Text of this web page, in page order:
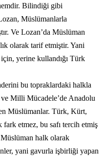
Bilindiği gibi
Müslümanlarla
Ve Lozan’da Müslüman
olarak tarif etmiştir. Yani
yerine kullandığı Türk
bu topraklardaki halkla
Milli Mücadele’de Anadolu
Müslümanlar. Türk, Kürt,
etmez, bu safı tercih etmiş
halk olarak
yani gavurla işbirliği yapan